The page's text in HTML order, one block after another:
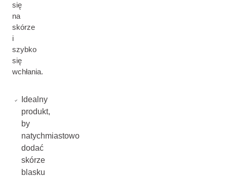
się
na
skórze
i
szybko
się
wchłania.
Idealny
produkt,
by
natychmiastowo
dodać
skórze
blasku